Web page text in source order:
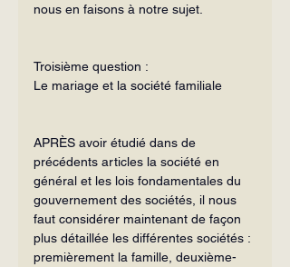
nous en faisons à notre sujet.
Troisième question :
Le mariage et la société familiale
APRÈS avoir étudié dans de
précédents articles la société en
général et les lois fon­damentales du
gouvernement des sociétés, il nous
faut considérer maintenant de façon
plus détaillée les différentes sociétés :
premièrement la famille, deuxième­